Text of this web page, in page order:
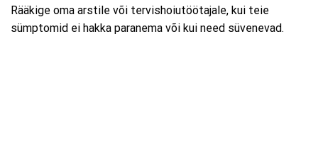
Rääkige oma arstile või tervishoiutöötajale, kui teie
sümptomid ei hakka paranema või kui need süvenevad.